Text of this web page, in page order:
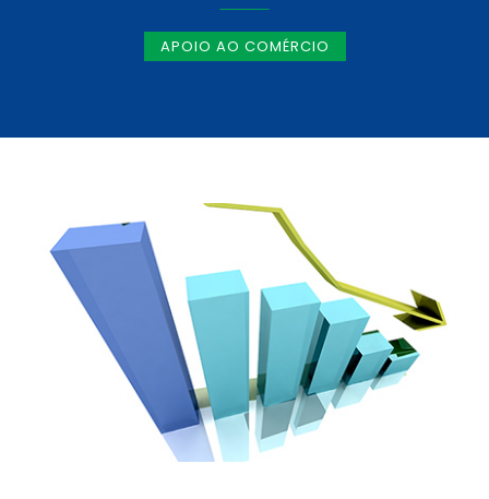
APOIO AO COMÉRCIO